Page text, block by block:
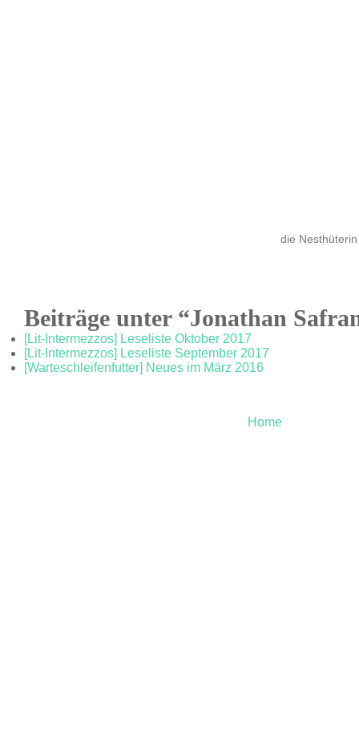
die Nesthüterin
Beiträge unter “Jonathan
[Lit-Intermezzos] Leseliste Oktober 2017
[Lit-Intermezzos] Leseliste September 2017
[Warteschleifenfutter] Neues im März 2016
Home